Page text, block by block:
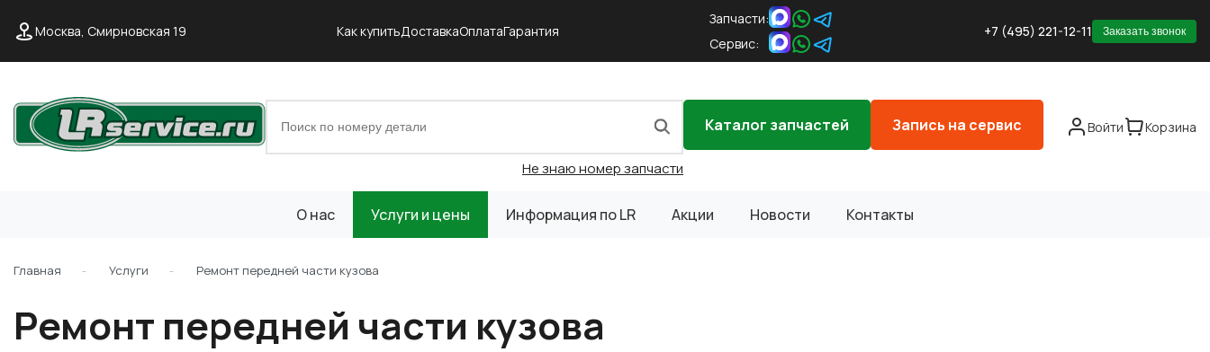
Москва, Смирновская 19 Как купитьДоставкаОплатаГарантия
Запчасти:
Сервис:
+7 (495) 221-12-11 Заказать звонок
Не знаю номер запчасти
Каталог запчастей Запись на сервис Войти Корзина
О нас Услуги и цены Информация по LR Акции Новости Контакты
Главная Услуги Ремонт передней части кузова
Ремонт передней части кузова